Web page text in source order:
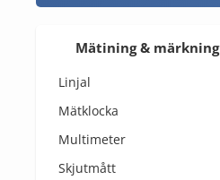
Mätining & märkning
Linjal
Mätklocka
Multimeter
Skjutmått